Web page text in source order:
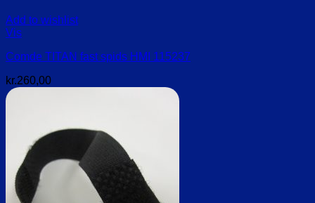
Add to wishlist
Vis
Comde TITAN fast spids HMI 115237
kr.260,00